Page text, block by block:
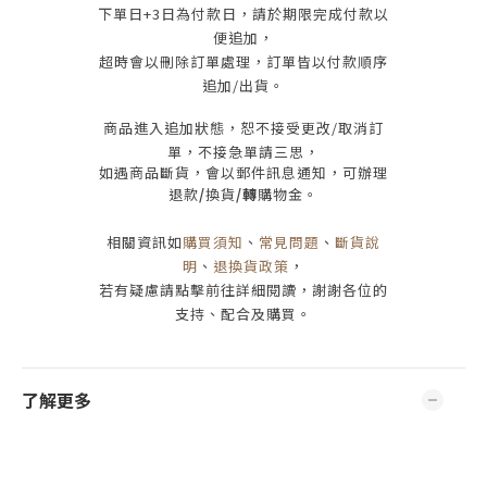
下單日+3 日為付款日，請於期限完成付款以
便追加，
超時會以刪除訂單處理，訂單皆以付款順序
追加/出貨 。
商品進入追加狀態，恕不接受更改/取消訂
單， 不接急單請三思 ，
如遇商品斷貨，會以郵件訊息通知，可辦理
退款/換貨/轉購物金。
相關資訊如購買須知 、 常見問題 、 斷貨說
明 、 退換貨政策 ，
若有疑慮請點擊前往詳細閱讀，謝謝各位的
支持、配合及購買 。
了解更多